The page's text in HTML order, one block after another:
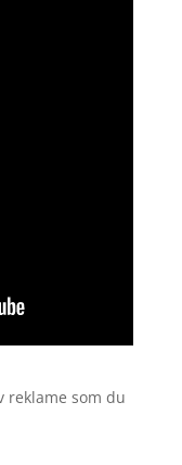
reklame som du